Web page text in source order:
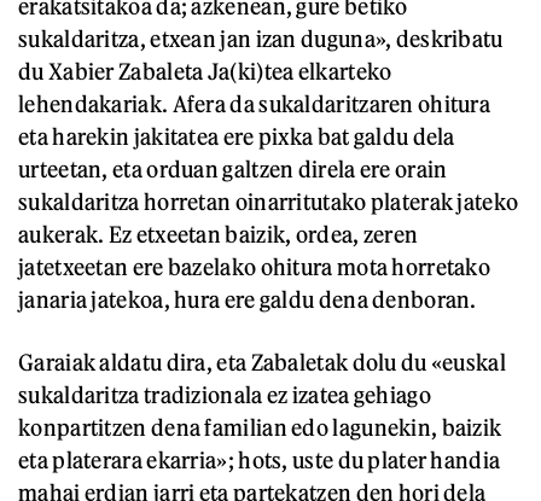
erakatsitakoa da; azkenean, gure betiko
sukaldaritza, etxean jan izan duguna», deskribatu
du Xabier Zabaleta Ja(ki)tea elkarteko
lehendakariak. Afera da sukaldaritzaren ohitura
eta harekin jakitatea ere pixka bat galdu dela
urteetan, eta orduan galtzen direla ere orain
sukaldaritza horretan oinarritutako platerak jateko
aukerak. Ez etxeetan baizik, ordea, zeren
jatetxeetan ere bazelako ohitura mota horretako
janaria jatekoa, hura ere galdu dena denboran.
Garaiak aldatu dira, eta Zabaletak dolu du «euskal
sukaldaritza tradizionala ez izatea gehiago
konpartitzen dena familian edo lagunekin, baizik
eta platerara ekarria»; hots, uste du plater handia
mahai erdian jarri eta partekatzen den hori dela